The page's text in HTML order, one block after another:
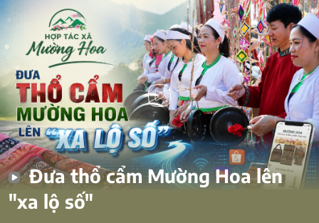
Đưa thổ cẩm Mường Hoa lên
"xa lộ số"